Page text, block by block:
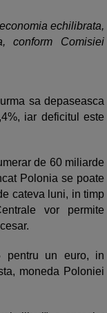
echilibrata,
conform Comisiei
sa depaseasca
iar deficitul este
de 60 miliarde
Polonia se poate
cateva luni, in timp
vor permite
pentru un euro, in
moneda Poloniei